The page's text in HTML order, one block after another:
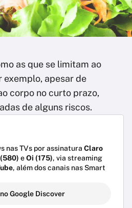
as que se limitam ao
exemplo, apesar de
corpo no curto prazo,
de alguns riscos.
nas TVs por assinatura Claro
eOi (175), via streaming
, além dos canais nas Smart
Google Discover